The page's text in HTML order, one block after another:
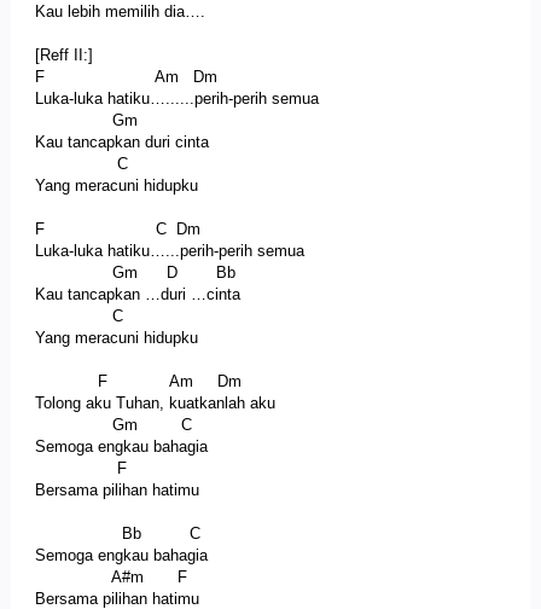
Kau lebih memilih dia….
[Reff II:]
F Am Dm
Luka-luka hatiku…......perih-perih semua
Gm
Kau tancapkan duri cinta
C
Yang meracuni hidupku
F C Dm
Luka-luka hatiku…...perih-perih semua
Gm D Bb
Kau tancapkan …duri …cinta
C
Yang meracuni hidupku
F Am Dm
Tolong aku Tuhan, kuatkanlah aku
Gm C
Semoga engkau bahagia
F
Bersama pilihan hatimu
Bb C
Semoga engkau bahagia
A#m F
Bersama pilihan hatimu